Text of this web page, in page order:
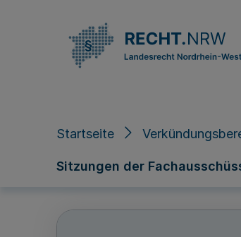
Startseite
Sitzungen der